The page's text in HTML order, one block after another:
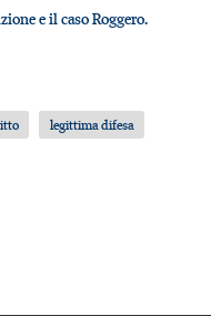
e il caso Roggero.
legittima difesa